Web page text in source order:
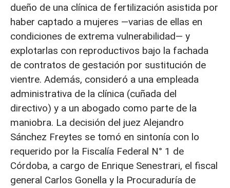
dueño de una clínica de fertilización asistida por
haber captado a mujeres —varias de ellas en
condiciones de extrema vulnerabilidad— y
explotarlas con reproductivos bajo la fachada
de contratos de gestación por sustitución de
vientre. Además, consideró a una empleada
administrativa de la clínica (cuñada del
directivo) y a un abogado como parte de la
maniobra. La decisión del juez Alejandro
Sánchez Freytes se tomó en sintonía con lo
requerido por la Fiscalía Federal N° 1 de
Córdoba, a cargo de Enrique Senestrari, el fiscal
general Carlos Gonella y la Procuraduría de